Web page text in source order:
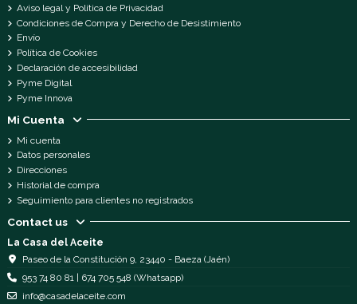
Aviso legal y Política de Privacidad
Condiciones de Compra y Derecho de Desistimiento
Envío
Política de Cookies
Declaración de accesibilidad
Pyme Digital
Pyme Innova
Mi Cuenta
Mi cuenta
Datos personales
Direcciones
Historial de compra
Seguimiento para clientes no registrados
Contact us
La Casa del Aceite
Paseo de la Constitución 9, 23440 - Baeza (Jaén)
953 74 80 81 | 674 705 548 (Whatsapp)
info@casadelaceite.com